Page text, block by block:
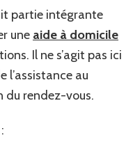
partie intégrante
une aide à domicile
Il ne s’agit pas ici
l’assistance au
du rendez-vous.